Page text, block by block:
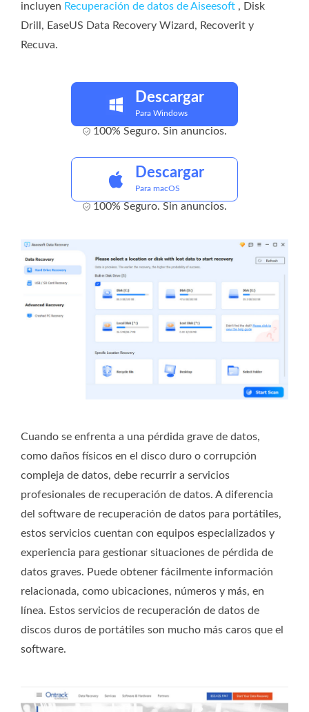
incluyen Recuperación de datos de Aiseesoft , Disk
Drill, EaseUS Data Recovery Wizard, Recoverit y
Recuva.
Descargar
Para Windows
100% Seguro. Sin anuncios.
Descargar
Para macOS
100% Seguro. Sin anuncios.
Cuando se enfrenta a una pérdida grave de datos,
como daños físicos en el disco duro o corrupción
compleja de datos, debe recurrir a servicios
profesionales de recuperación de datos. A diferencia
del software de recuperación de datos para portátiles,
estos servicios cuentan con equipos especializados y
experiencia para gestionar situaciones de pérdida de
datos graves. Puede obtener fácilmente información
relacionada, como ubicaciones, números y más, en
línea. Estos servicios de recuperación de datos de
discos duros de portátiles son mucho más caros que el
software.